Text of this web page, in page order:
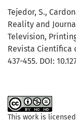
Tejedor, S.,
Reality and
Television,
Revista Científica
437-455. DOI:
This work is